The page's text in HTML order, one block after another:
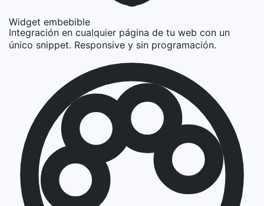
Widget embebible
Integración en cualquier página de tu web con un
único snippet. Responsive y sin programación.